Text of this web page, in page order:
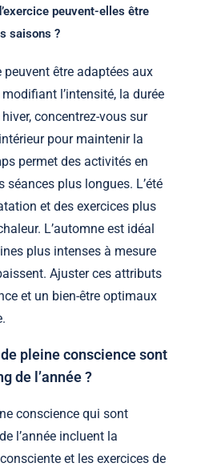
peuvent-elles être
saisons ?
peuvent être adaptées aux
l’intensité, la durée
concentrez-vous sur
pour maintenir la
permet des activités en
séances plus longues. L’été
et des exercices plus
L’automne est idéal
plus intenses à mesure
Ajuster ces attributs
et un bien-être optimaux
pleine conscience sont
de l’année ?
conscience qui sont
l’année incluent la
et les exercices de